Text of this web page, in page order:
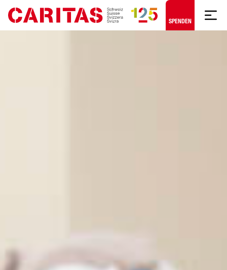
Zum Hauptinhalt springen
SPENDEN